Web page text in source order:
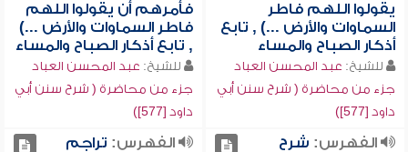
يقولوا اللهم فاطر
السماوات والأرض ...) , تابع
أذكار الصباح والمساء
للشيخ: عبد المحسن العباد
جزء من محاضرة ( شرح سنن أبي
داود [577])
فأمرهم أن يقولوا اللهم
فاطر السماوات والأرض ...)
, تابع أذكار الصباح والمساء
للشيخ: عبد المحسن العباد
جزء من محاضرة ( شرح سنن أبي
داود [577])
الفهرس: شرح
الفهرس: تراجم